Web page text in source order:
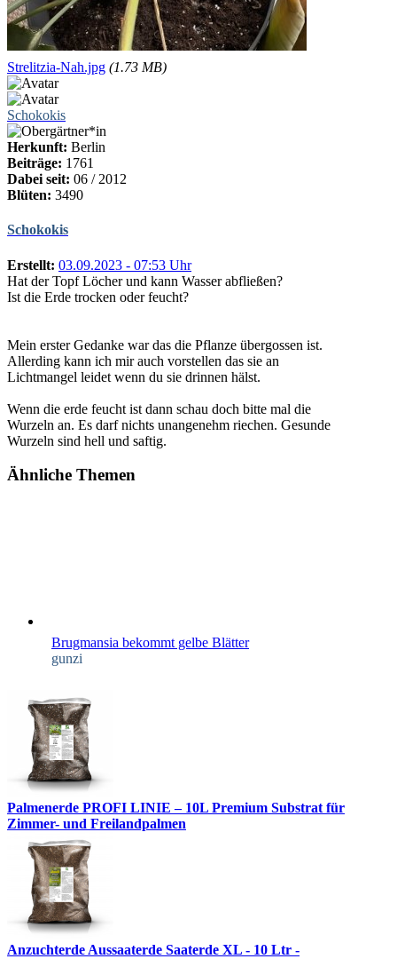
Strelitzia-Nah.jpg (1.73 MB)
Schokokis
Herkunft: Berlin
Beiträge: 1761
Dabei seit: 06 / 2012
Blüten: 3490
Schokokis
Erstellt: 03.09.2023 - 07:53 Uhr
Hat der Topf Löcher und kann Wasser abfließen?
Ist die Erde trocken oder feucht?
Mein erster Gedanke war das die Pflanze übergossen ist.
Allerding kann ich mir auch vorstellen das sie an
Lichtmangel leidet wenn du sie drinnen hälst.
Wenn die erde feucht ist dann schau doch bitte mal die
Wurzeln an. Es darf nichts unangenehm riechen. Gesunde
Wurzeln sind hell und saftig.
Ähnliche Themen
Brugmansia bekommt gelbe Blätter
gunzi
Palmenerde PROFI LINIE – 10L Premium Substrat für
Zimmer- und Freilandpalmen
Anzuchterde Aussaaterde Saaterde XL - 10 Ltr -